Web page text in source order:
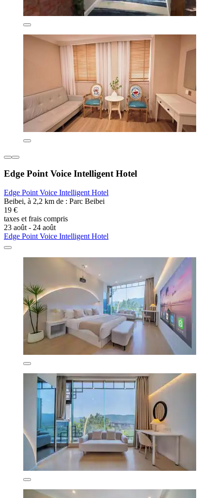
Edge Point Voice Intelligent Hotel
Edge Point Voice Intelligent Hotel
Beibei, à 2,2 km de : Parc Beibei
19 €
taxes et frais compris
23 août - 24 août
Edge Point Voice Intelligent Hotel